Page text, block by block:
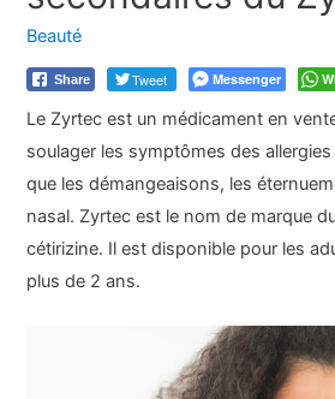
Beauté
Share Tweet Messenger
Le Zyrtec est un médicament en
soulager les symptômes des
que les démangeaisons, les
nasal. Zyrtec est le nom de marque
cétirizine. Il est disponible pour les
plus de 2 ans.